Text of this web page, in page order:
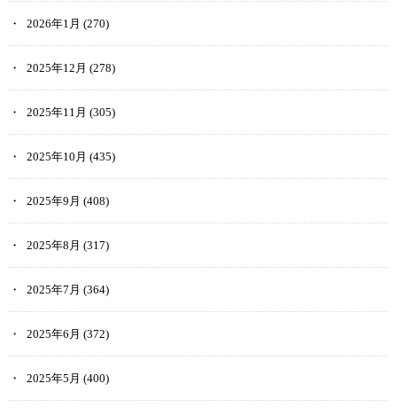
2026年1月 (270)
2025年12月 (278)
2025年11月 (305)
2025年10月 (435)
2025年9月 (408)
2025年8月 (317)
2025年7月 (364)
2025年6月 (372)
2025年5月 (400)